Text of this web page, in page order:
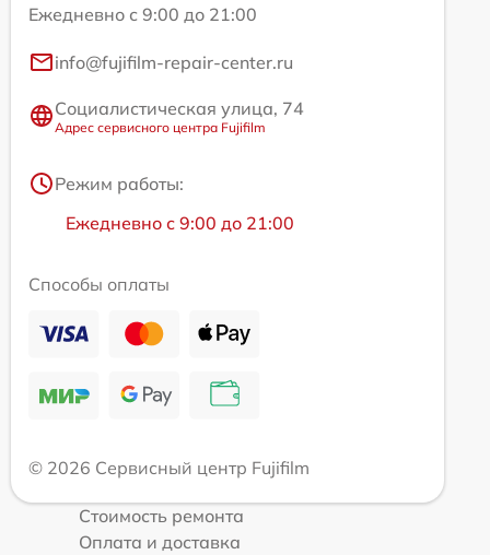
Ежедневно с 9:00 до 21:00
info@fujifilm-repair-center.ru
Социалистическая улица, 74
Адрес сервисного центра Fujifilm
Режим работы:
Ежедневно с 9:00 до 21:00
Способы оплаты
© 2026 Сервисный центр Fujifilm
Стоимость ремонта
Оплата и доставка